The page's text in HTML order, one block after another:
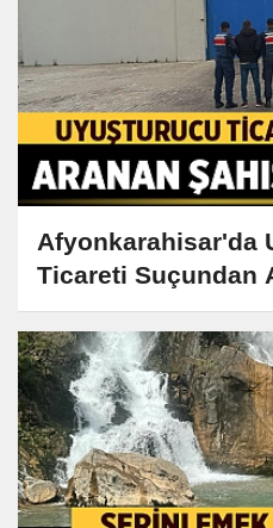
Afyonkarahisar'da
Ticareti Suçundan
Salar'da Yakalandı